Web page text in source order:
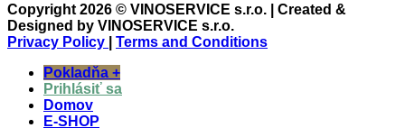
Copyright 2026 © VINOSERVICE s.r.o. | Created &
Designed by VINOSERVICE s.r.o.
Privacy Policy
Terms and Conditions
Pokladňa +
Prihlásiť sa
Domov
E-SHOP